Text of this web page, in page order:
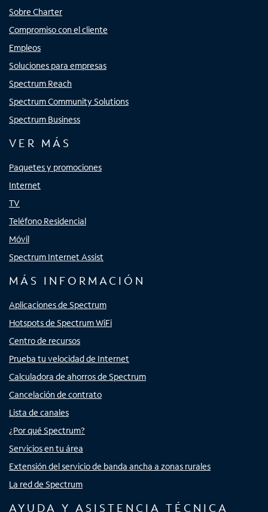
Sobre Charter
Compromiso con el cliente
Empleos
Soluciones para empresas
Spectrum Reach
Spectrum Community Solutions
Spectrum Business
VER MÁS
Paquetes y promociones
Internet
TV
Teléfono Residencial
Móvil
Spectrum Internet Assist
MÁS INFORMACIÓN
Aplicaciones de Spectrum
Hotspots de Spectrum WiFi
Centro de recursos
Prueba tu velocidad de Internet
Calculadora de ahorros de Spectrum
Cancelación de contrato
Lista de canales
¿Por qué Spectrum?
Servicios en tu área
Extensión del servicio de banda ancha a zonas rurales
La red de Spectrum
AYUDA Y ASISTENCIA TÉCNICA